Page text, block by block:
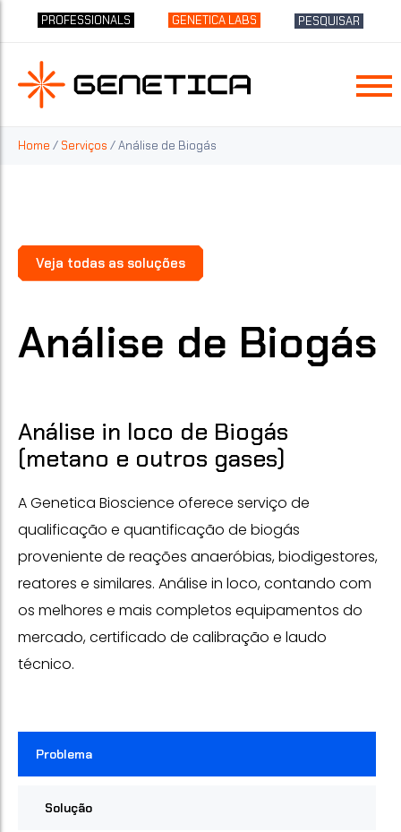
PROFESSIONALS GENETICA LABS PESQUISAR
Home / Serviços / Análise de Biogás
Veja todas as soluções
Análise de Biogás
Análise in loco de Biogás
(metano e outros gases)
A Genetica Bioscience oferece serviço de
qualificação e quantificação de biogás
proveniente de reações anaeróbias, biodigestores,
reatores e similares. Análise in loco, contando com
os melhores e mais completos equipamentos do
mercado, certificado de calibração e laudo
técnico.
Problema
Solução